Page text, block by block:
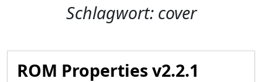
Schlagwort: cover
ROM Properties v2.2.1